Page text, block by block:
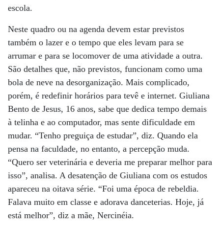
escola.
Neste quadro ou na agenda devem estar previstos
também o lazer e o tempo que eles levam para se
arrumar e para se locomover de uma atividade a outra.
São detalhes que, não previstos, funcionam como uma
bola de neve na desorganização. Mais complicado,
porém, é redefinir horários para tevê e internet. Giuliana
Bento de Jesus, 16 anos, sabe que dedica tempo demais
à telinha e ao computador, mas sente dificuldade em
mudar. “Tenho preguiça de estudar”, diz. Quando ela
pensa na faculdade, no entanto, a percepção muda.
“Quero ser veterinária e deveria me preparar melhor para
isso”, analisa. A desatenção de Giuliana com os estudos
apareceu na oitava série. “Foi uma época de rebeldia.
Falava muito em classe e adorava danceterias. Hoje, já
está melhor”, diz a mãe, Nercinéia.